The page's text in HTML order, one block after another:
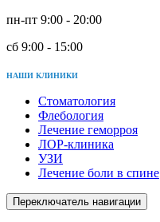
пн-пт 9:00 - 20:00
сб 9:00 - 15:00
НАШИ КЛИНИКИ
Стоматология
Флебология
Лечение геморроя
ЛОР-клиника
УЗИ
Лечение боли в спине
Переключатель навигации